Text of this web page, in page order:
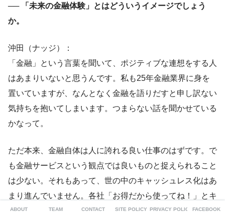
── 「未来の金融体験」とはどういうイメージでしょう
か。
沖田（ナッジ）：
「金融」という言葉を聞いて、ポジティブな連想をする人
はあまりいないと思うんです。私も25年金融業界に身を
置いていますが、なんとなく金融を語りだすと申し訳ない
気持ちを抱いてしまいます。つまらない話を聞かせている
かなって。
ただ本来、金融自体は人に誇れる良い仕事のはずです。で
も金融サービスという観点では良いものと捉えられること
は少ない。それもあって、世の中のキャッシュレス化はあ
まり進んでいません。各社「お得だから使ってね！」とキ
ャンペーンをしていますが、お得感に反応する消費者はも
ABOUT TEAM CONTACT SITE POLICY PRIVACY POLICY FACEBOOK